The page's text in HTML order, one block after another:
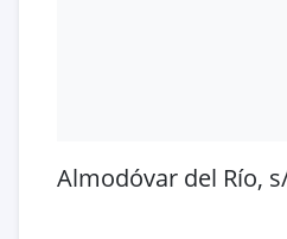
Almodóvar del Río,